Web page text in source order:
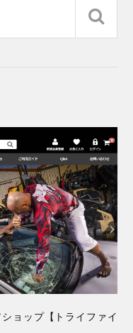
ョップ【トライファイ